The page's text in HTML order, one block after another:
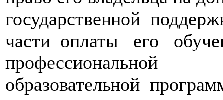
государственной
части оплаты его
профессиональной
образовательной